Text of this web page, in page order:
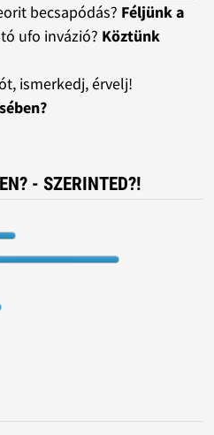
becsapódás? Féljünk a
ufo invázió? Köztünk
ismerkedj, érvelj!
- SZERINTED?!